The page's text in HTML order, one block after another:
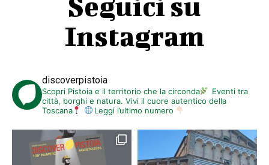
Instagram
discoverpistoia
Scopri Pistoia e il territorio che la circonda
Eventi tra
città, borghi e natura. Vivi il cuore autentico della
Toscana
Leggi l’ultimo numero